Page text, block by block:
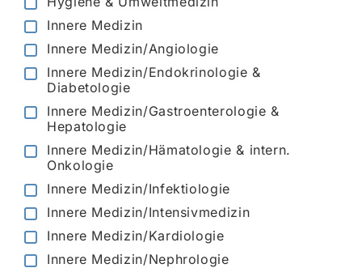
Innere Medizin
Innere Medizin/Angiologie
Innere Medizin/Endokrinologie &
Diabetologie
Innere Medizin/Gastroenterologie &
Hepatologie
Innere Medizin/Hämatologie & intern.
Onkologie
Innere Medizin/Infektiologie
Innere Medizin/Intensivmedizin
Innere Medizin/Kardiologie
Innere Medizin/Nephrologie